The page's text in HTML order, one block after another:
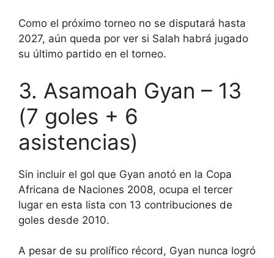
Como el próximo torneo no se disputará hasta
2027, aún queda por ver si Salah habrá jugado
su último partido en el torneo.
3. Asamoah Gyan – 13
(7 goles + 6
asistencias)
Sin incluir el gol que Gyan anotó en la Copa
Africana de Naciones 2008, ocupa el tercer
lugar en esta lista con 13 contribuciones de
goles desde 2010.
A pesar de su prolífico récord, Gyan nunca logró